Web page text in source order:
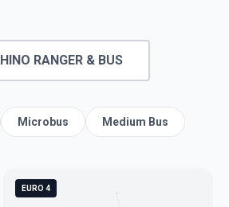
HINO RANGER & BUS
Microbus Medium Bus
EURO 4